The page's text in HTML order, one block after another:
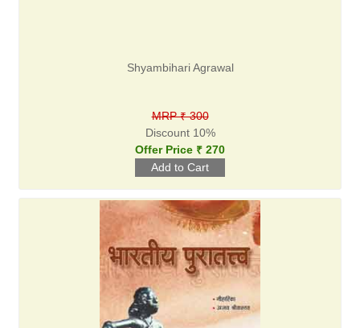
Shyambihari Agrawal
MRP ₹ 300
Discount 10%
Offer Price ₹ 270